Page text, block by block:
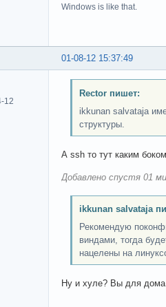
Windows is like that.
01-08-12 15:37:49
12
Rector пишет:
ikkunan salvataja
структуры.
А ssh то тут каким
Добавлено спустя 01
ikkunan salvataja
Рекомендую
виндами, тогда
нацелены на
Ну и хуле? Вы для дома